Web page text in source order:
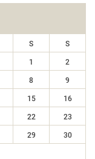
S S
1 2
8 9
15 16
22 23
29 30